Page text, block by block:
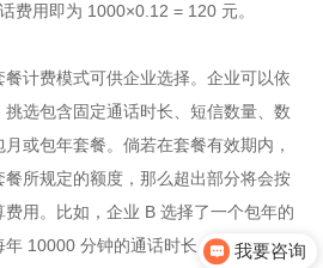
费用即为 1000×0.12 = 120 元。
计费模式可供企业选择。企业可以依
选包含固定通话时长、短信数量、数
或包年套餐。倘若在套餐有效期内，
所规定的额度，那么超出部分将会按
用。比如，企业 B 选择了一个包年的
10000 分钟的通话时长、5000 条短
我要咨询